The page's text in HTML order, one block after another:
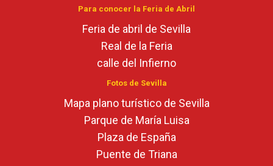
Para conocer la Feria de Abril
Feria de abril de Sevilla
Real de la Feria
calle del Infierno
Fotos de Sevilla
Mapa plano turístico de Sevilla
Parque de María Luisa
Plaza de España
Puente de Triana